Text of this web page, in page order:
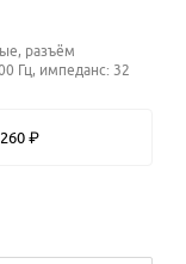
разъём
Гц, импеданс: 32
260 ₽